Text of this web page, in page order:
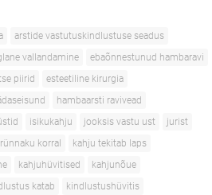
arstide vastutuskindlustuse seadus
vallandamine
ebaõnnestunud hambaravi
piirid
esteetiline kirurgia
hambaarsti ravivead
isikukahju jooksis vastu ust
jurist
korral
kahju tekitab laps
kahjuhüvitised
kahjunõue
katab
kindlustushüvitis